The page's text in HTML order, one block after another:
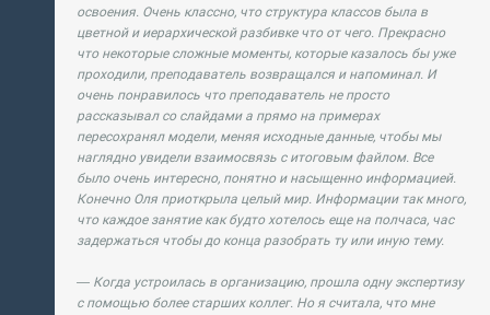
освоения. Очень классно, что структура классов была в
цветной и иерархической разбивке что от чего. Прекрасно
что некоторые сложные моменты, которые казалось бы уже
проходили, преподаватель возвращался и напоминал. И
очень понравилось что преподаватель не просто
рассказывал со слайдами а прямо на примерах
пересохранял модели, меняя исходные данные, чтобы мы
наглядно увидели взаимосвязь с итоговым файлом. Все
было очень интересно, понятно и насыщенно информацией.
Конечно Оля приоткрыла целый мир. Информации так много,
что каждое занятие как будто хотелось еще на полчаса, час
задержаться чтобы до конца разобрать ту или иную тему.
— Когда устроилась в организацию, прошла одну экспертизу
с помощью более старших коллег. Но я считала, что мне